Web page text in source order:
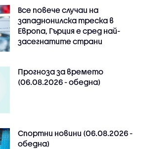
Все повече случаи на
западнонилска треска в
Европа, Гърция е сред най-
засегнатите страни
Прогноза за времето
(06.08.2026 - обедна)
Спортни новини (06.08.2026 -
обедна)